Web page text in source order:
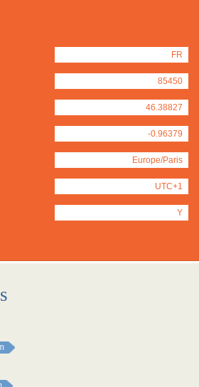
FR
85450
46.38827
-0.96379
Europe/Paris
UTC+1
Y